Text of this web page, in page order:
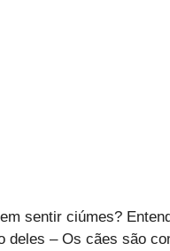
sentir ciúmes?
deles – Os cães são